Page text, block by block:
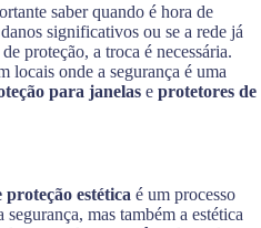
saber quando é hora de
significativos ou se a rede já
proteção, a troca é necessária.
locais onde a segurança é uma
para janelas e protetores de
proteção estética é um processo
mas também a estética